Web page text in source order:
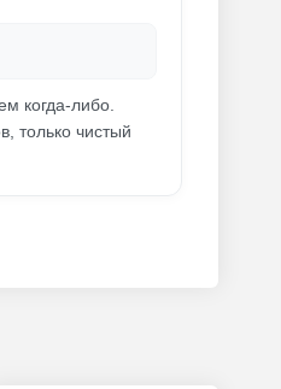
когда-либо.
только чистый